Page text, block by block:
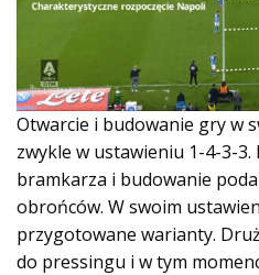
Otwarcie i budowanie gry w
zwykle w ustawieniu 1-4-3-
bramkarza i budowanie
obrońców. W swoim
przygotowane warianty.
do pressingu i w tym